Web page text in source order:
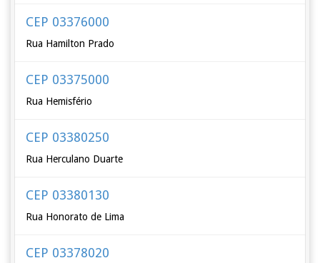
CEP 03376000
Rua Hamilton Prado
CEP 03375000
Rua Hemisfério
CEP 03380250
Rua Herculano Duarte
CEP 03380130
Rua Honorato de Lima
CEP 03378020